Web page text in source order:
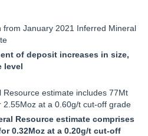
Begründung "Spam", habe ich
from January 2021 Inferred Mineral
of deposit increases in size,
level
Resource estimate includes 77Mt
2.55Moz at a 0.60g/t cut-off grade
Resource estimate comprises
0.32Moz at a 0.20g/t cut-off